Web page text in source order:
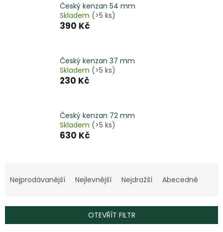
Český kenzan 54 mm
Skladem (>5 ks)
390 Kč
Český kenzan 37 mm
Skladem (>5 ks)
230 Kč
Český kenzan 72 mm
Skladem (>5 ks)
630 Kč
a
í
Nejprodávanější Nejlevnější Nejdražší Abecedně
OTEVŘÍT FILTR